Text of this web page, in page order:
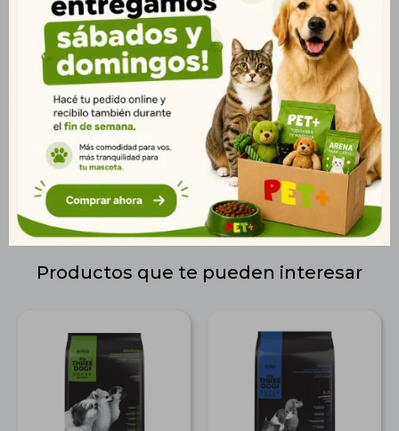
además de contribuir a una piel sana y un pelaje brillante. Su
contenido de prebióticos y fibras naturales mejora la digestión
y refuerza la flora intestinal. Su balance de calcio y fósforo
fortalece los huesos y dientes en esta etapa clave del
crecimiento, mientras que su combinación de vitaminas y
minerales refuerza el sistema inmunológico, proporcionando
vitalidad y bienestar. ? Presentación: Bolsa de 15+3kg (18kg en
total). ? Entrega rápida en Montevideo y todo Uruguay.
Productos que te pueden interesar